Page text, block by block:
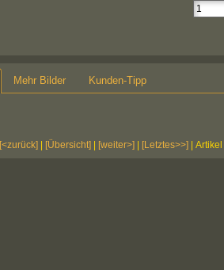
Mehr Bilder Kunden-Tipp
[<zurück] [Übersicht] [weiter>] [Letztes>>] | Artikel